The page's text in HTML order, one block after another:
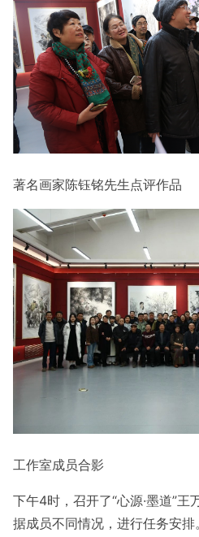
著名画家陈钰铭先生点评作品
工作室成员合影
下午4时，召开了“心源·墨道”
据成员不同情况，进行任务安